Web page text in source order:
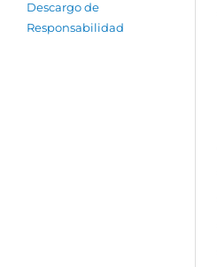
Descargo de
Responsabilidad